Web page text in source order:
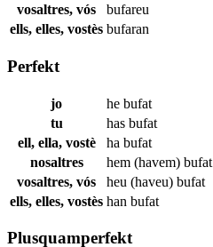
vosaltres, vós
bufareu
ells, elles, vostès bufaran
Perfekt
jo he bufat
tu
has bufat
ell, ella, vostè
ha bufat
nosaltres
hem (havem) bufat
vosaltres, vós
heu (haveu) bufat
ells, elles, vostès han bufat
Plusquamperfekt